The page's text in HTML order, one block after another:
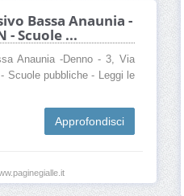
Bassa Anaunia -
- Scuole ...
Anaunia -Denno - 3, Via
Scuole pubbliche - Leggi le
Approfondisci